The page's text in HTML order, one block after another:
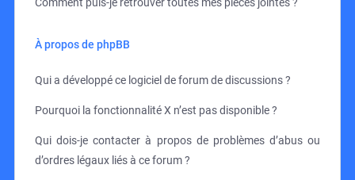
À propos de phpBB
Qui a développé ce logiciel de forum de discussions ?
Pourquoi la fonctionnalité X n’est pas disponible ?
Qui dois-je contacter à propos de problèmes d’abus ou
d’ordres légaux liés à ce forum ?